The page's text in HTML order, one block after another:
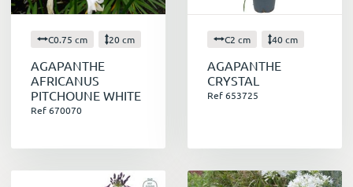
C0.75 cm 20 cm
AGAPANTHE
AFRICANUS
PITCHOUNE WHITE
Ref 670070
C2 cm 40 cm
AGAPANTHE
CRYSTAL
Ref 653725